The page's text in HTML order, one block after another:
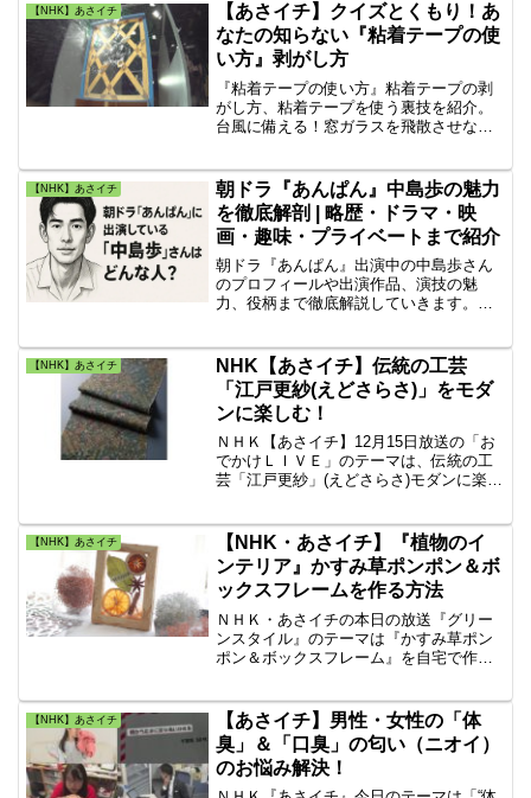
【NHK】あさイチ
【あさイチ】クイズとくもり！あ
なたの知らない『粘着テープの使
い方』剥がし方
『粘着テープの使い方』粘着テープの剥
がし方、粘着テープを使う裏技を紹介。
台風に備える！窓ガラスを飛散させない
技！安いクラフトテープが何キロまで耐
えられるか大実験！を紹介します。
【NHK】あさイチ
朝ドラ『あんぱん』中島歩の魅力
を徹底解剖 | 略歴・ドラマ・映
画・趣味・プライベートまで紹介
朝ドラ『あんぱん』出演中の中島歩さん
のプロフィールや出演作品、演技の魅
力、役柄まで徹底解説していきます。文
プライベートの意外な趣味まで。今後の
映画・ドラマ情報も必見です！
【NHK】あさイチ
NHK【あさイチ】伝統の工芸
「江戸更紗(えどさらさ)」をモダ
ンに楽しむ！
ＮＨＫ【あさイチ】12月15日放送の「お
でかけＬＩＶＥ」のテーマは、伝統の工
芸「江戸更紗」(えどさらさ)モダンに楽し
ー」のヒントになるシェフのワザを楽し
みます。
【NHK】あさイチ
【NHK・あさイチ】『植物のイ
ンテリア』かすみ草ポンポン＆ボ
ックスフレームを作る方法
ＮＨＫ・あさイチの本日の放送『グリー
ンスタイル』のテーマは『かすみ草ポン
ポン＆ボックスフレーム』を自宅で作ろ
クラフト作家・鴨下ふみえさんが「ボッ
クスフレーム」の作り方を紹介します。
【NHK】あさイチ
【あさイチ】男性・女性の「体
臭」＆「口臭」の匂い（ニオイ）
のお悩み解決！